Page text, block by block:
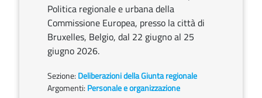
Politica regionale e urbana della
Commissione Europea, presso la città di
Bruxelles, Belgio, dal 22 giugno al 25
giugno 2026.
Sezione: Deliberazioni della Giunta regionale
Argomenti: Personale e organizzazione